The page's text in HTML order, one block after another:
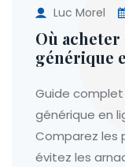
Luc Morel
Où
générique
Guide
générique en
Comparez les
évitez les